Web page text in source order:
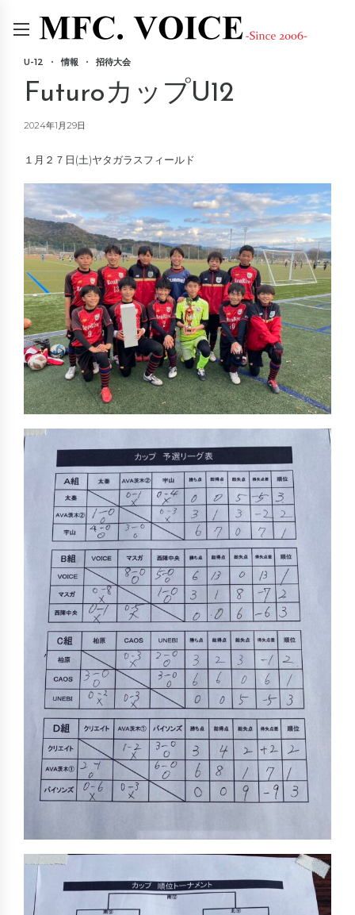
U-12 情報 招待大会
FuturoカップU12
2024年1月29日
１月２７日(土)ヤタガラスフィールド